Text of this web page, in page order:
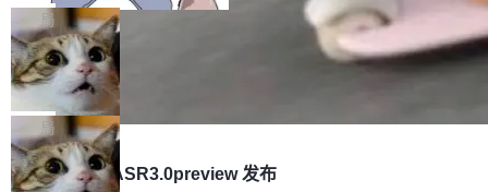
x / Harmony PC curl -fsSL https://solon.noea
r.org/solon...
不断累积，代码仓中的模块关系、接口契约、业
务逻辑等关键信息往往分散于数十乃至数百个文
件之中，形成高度复杂的知识关联网络。传统的
代码检索手段（如关键词匹配、目录遍历）仅能
在语法层面完成文本定位，难以触及代码的语义
内涵与结构关联，导致开发者使用代码智能体在
理解大规模代码仓时面临显著"代码仓理解"瓶
名90后算法工程师王某，为了给自己接的私活腾
服务器空间，删光了公司AI游戏部门的全部核心
数据。 王某2024年1月入职东城区某科技公司AI
短剧部门，有互联网大厂背景。在公司内部架构
调整期间，部门三次通知全员将数据从A集群迁
移到B集群，王某都回复了"收到"。 他没有迁移
数据。2024年9月3日下午4点，他使用此前登录
局
Cloudflare 分享推理优化实践：KV ca
che 量化 + 权重压缩，吞吐量提升 4
1%，成本降 30%
Kimi 和 GLM 是当前最强的大模型系列之一，但
它们有一个共同的问题：太吃显存了。月之暗面
的 Kimi K 系列和智谱的 GLM 都是长上下文、M
oE 架构的大模型，好用到让人上瘾，但 GPU 显
局
腾讯混元 Hy ASR3.0preview 发布